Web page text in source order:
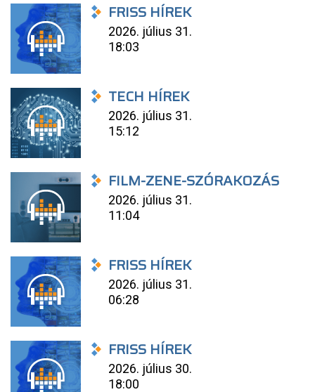
FRISS HÍREK
2026. július 31.
18:03
TECH HÍREK
2026. július 31.
15:12
FILM-ZENE-SZÓRAKOZÁS
2026. július 31.
11:04
FRISS HÍREK
2026. július 31.
06:28
FRISS HÍREK
2026. július 30.
18:00